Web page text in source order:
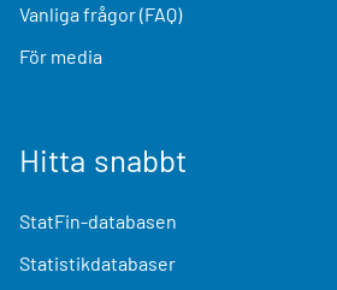
Vanliga frågor (FAQ)
För media
Hitta snabbt
StatFin-databasen
Statistikdatabaser